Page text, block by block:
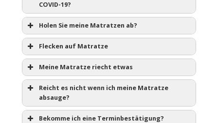
COVID-19?
Holen Sie meine Matratzen ab?
Flecken auf Matratze
Meine Matratze riecht etwas
Reicht es nicht wenn ich meine Matratze
absauge?
Bekomme ich eine Terminbestätigung?